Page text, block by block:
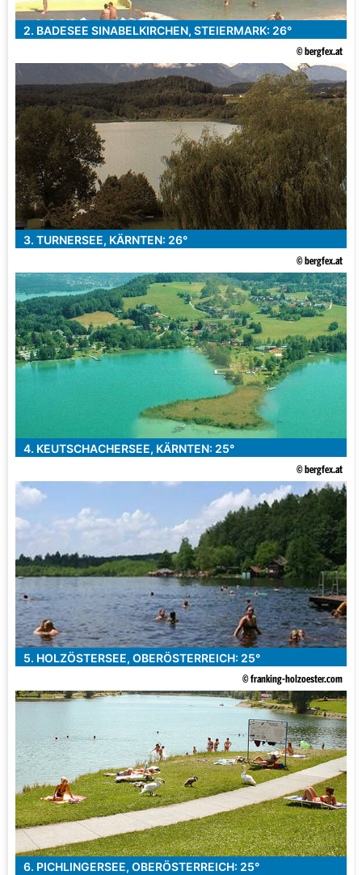
2. BADESEE SINABELKIRCHEN, STEIERMARK: 26°
© bergfex.at
3. TURNERSEE, KÄRNTEN: 26°
© bergfex.at
4. KEUTSCHACHERSEE, KÄRNTEN: 25°
© bergfex.at
5. HOLZÖSTERSEE, OBERÖSTERREICH: 25°
© franking-holzoester.com
6. PICHLINGERSEE, OBERÖSTERREICH: 25°